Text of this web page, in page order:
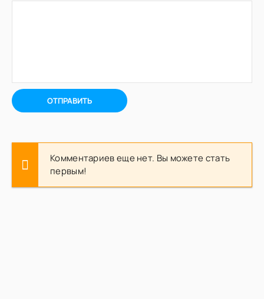
ОТПРАВИТЬ
Комментариев еще нет. Вы можете стать
первым!